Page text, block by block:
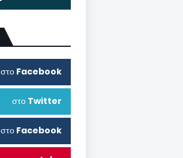
στο Facebook
στο Twitter
στο Facebook